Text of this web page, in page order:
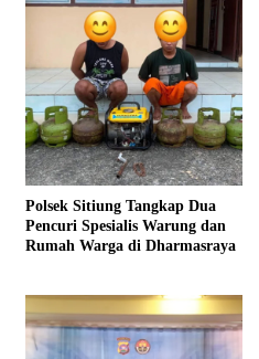
Polsek Sitiung Tangkap Dua
Pencuri Spesialis Warung dan
Rumah Warga di Dharmasraya